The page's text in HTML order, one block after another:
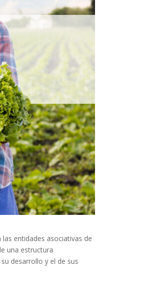
entidades asociativas de
una estructura
desarrollo y el de sus